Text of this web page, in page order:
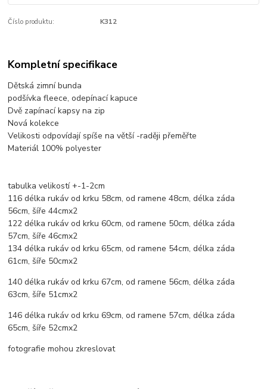
Číslo produktu: K312
Kompletní specifikace
Dětská zimní bunda
podšívka fleece, odepínací kapuce
Dvě zapínací kapsy na zip
Nová kolekce
Velikosti odpovídají spíše na větší -raději přeměřte
Materiál 100% polyester
tabulka velikostí +-1-2cm
116 délka rukáv od krku 58cm, od ramene 48cm, délka záda
56cm, šíře 44cmx2
122 délka rukáv od krku 60cm, od ramene 50cm, délka záda
57cm, šíře 46cmx2
134 délka rukáv od krku 65cm, od ramene 54cm, délka záda
61cm, šíře 50cmx2
140 délka rukáv od krku 67cm, od ramene 56cm, délka záda
63cm, šíře 51cmx2
146 délka rukáv od krku 69cm, od ramene 57cm, délka záda
65cm, šíře 52cmx2
fotografie mohou zkreslovat